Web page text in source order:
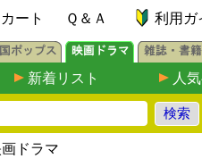
カート Ｑ＆Ａ 利用ガ
新着リスト 人
ドラマ